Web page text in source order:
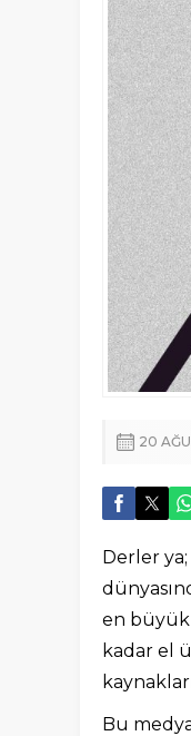
20
Derler ya;
en büyük
kadar el
Bu